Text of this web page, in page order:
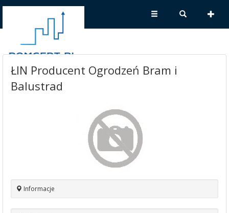
ŁIN Producent Ogrodzeń Bram i
Balustrad
Informacje